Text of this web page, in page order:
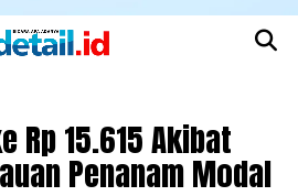
Rp 15.615 Akibat
Penanam Modal